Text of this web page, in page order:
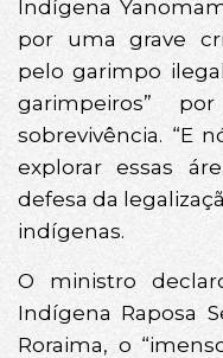
Indígena
por uma grave
pelo garimpo
garimpeiros”
sobrevivência. “E
explorar essas
defesa da
indígenas.
O ministro
Indígena Raposa
Roraima, o